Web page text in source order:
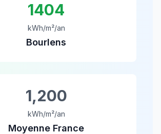
1404
kWh/m²/an
Bourlens
1,200
kWh/m²/an
Moyenne France